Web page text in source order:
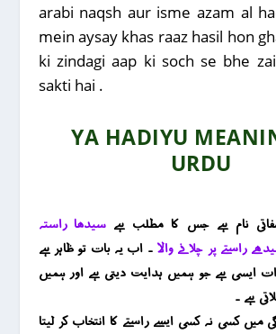
arabi naqsh aur isme azam al
mein aysay khas raaz hasil hon
ki zindagi aap ki soch se bhe
sakti hai .
YA HADIYU
URDU
نام ہے جس کا مطلب ہے سیدھا راستہ
راستے پر چلانے والا ۔ اب یہ بات تو ظاہر ہے
ایسی ہے جو ہمیں ہدایت دیتی ہے اور ہمیں
ہے ۔
میں کسی نہ کسی ایسے راستے کا انتخاب کر لیتا